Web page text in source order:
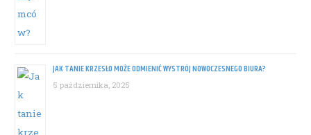
JAK TANIE KRZESŁO MOŻE ODMIENIĆ WYSTRÓJ NOWOCZESNEGO BIURA?
5 października, 2025